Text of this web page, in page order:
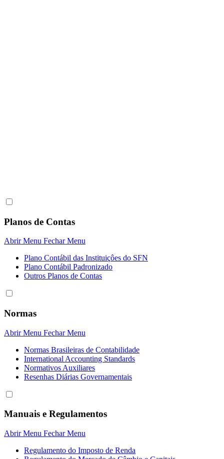
Planos de Contas
Abrir Menu Fechar Menu
Plano Contábil das Instituiçôes do SFN
Plano Contábil Padronizado
Outros Planos de Contas
Normas
Abrir Menu Fechar Menu
Normas Brasileiras de Contabilidade
International Accounting Standards
Normativos Auxiliares
Resenhas Diárias Governamentais
Manuais e Regulamentos
Abrir Menu Fechar Menu
Regulamento do Imposto de Renda